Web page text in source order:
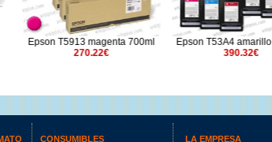
700ml
Epson T53A4 amarillo 1600ml
Epson
CONSUMIBLES LA EMPRESA